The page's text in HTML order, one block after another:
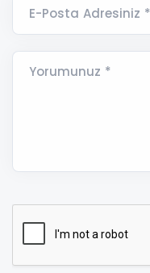
E-Posta Adresiniz *
Yorumunuz *